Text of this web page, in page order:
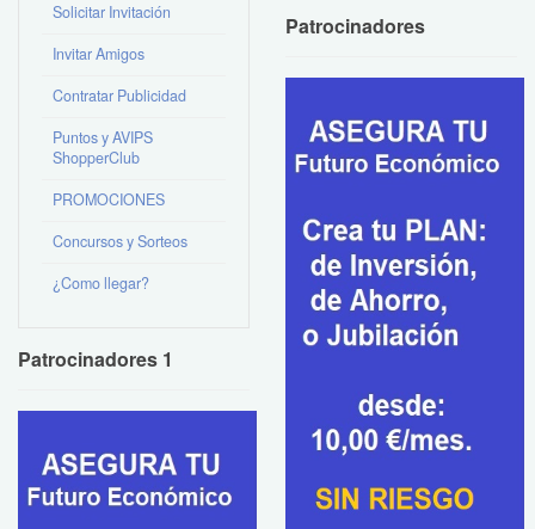
Solicitar Invitación
Invitar Amigos
Contratar Publicidad
Puntos y AVIPS
ShopperClub
PROMOCIONES
Concursos y Sorteos
¿Como llegar?
Patrocinadores 1
Patrocinadores